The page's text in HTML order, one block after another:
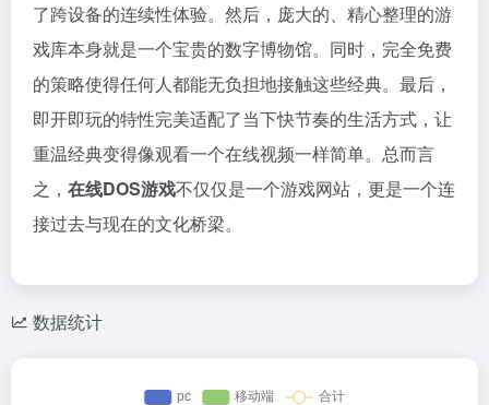
了跨设备的连续性体验。然后，庞大的、精心整理的游
戏库本身就是一个宝贵的数字博物馆。同时，完全免费
的策略使得任何人都能无负担地接触这些经典。最后，
即开即玩的特性完美适配了当下快节奏的生活方式，让
重温经典变得像观看一个在线视频一样简单。总而言
之， 在线DOS游戏不仅仅是一个游戏网站，更是一个连
接过去与现在的文化桥梁。
数据统计